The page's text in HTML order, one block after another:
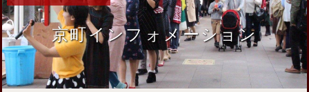
京町インフォメーション